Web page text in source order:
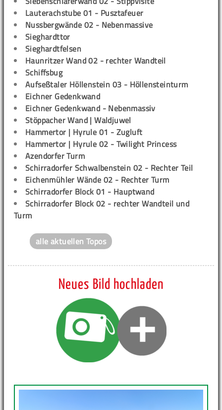
Lauterachstube 01 - Pusztafeuer
Nussbergwände 02 - Nebenmassive
Sieghardttor
Sieghardtfelsen
Haunritzer Wand 02 - rechter Wandteil
Schiffsbug
Aufseßtaler Höllenstein 03 - Höllensteinturm
Eichner Gedenkwand
Eichner Gedenkwand - Nebenmassiv
Stöppacher Wand | Waldjuwel
Hammertor | Hyrule 01 - Zugluft
Hammertor | Hyrule 02 - Twilight Princess
Azendorfer Turm
Schirradorfer Schwalbenstein 02 - Rechter Teil
Eichenmühler Wände 02 - Rechter Turm
Schirradorfer Block 01 - Hauptwand
Schirradorfer Block 02 - rechter Wandteil und
Turm
alle aktuellen Topos
Neues Bild hochladen